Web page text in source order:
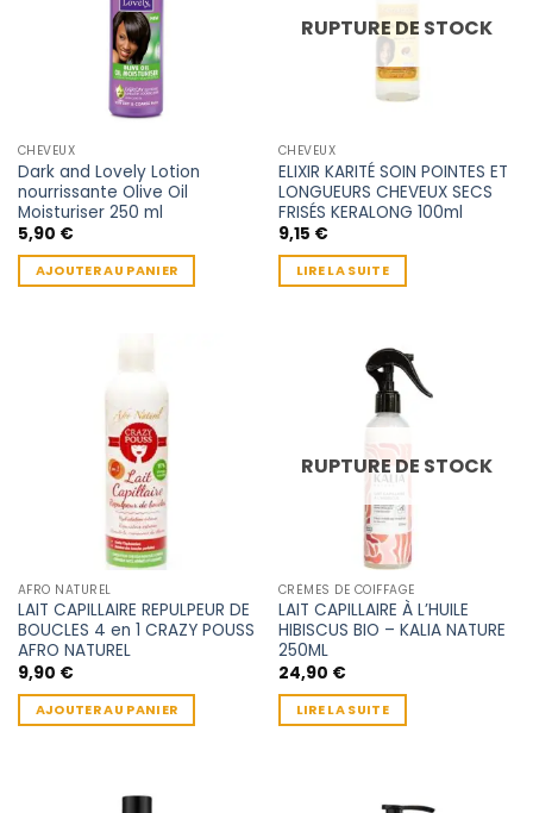
CHEVEUX
Dark and Lovely Lotion
nourrissante Olive Oil
Moisturiser 250 ml
5,90 €
AJOUTER AU PANIER
RUPTURE DE STOCK
CHEVEUX
ELIXIR KARITÉ SOIN POINTES ET
LONGUEURS CHEVEUX SECS
FRISÉS KERALONG 100ml
9,15 €
LIRE LA SUITE
AFRO NATUREL
LAIT CAPILLAIRE REPULPEUR DE
BOUCLES 4 en 1 CRAZY POUSS
AFRO NATUREL
9,90 €
AJOUTER AU PANIER
RUPTURE DE STOCK
CRÈMES DE COIFFAGE
LAIT CAPILLAIRE À L’HUILE
HIBISCUS BIO – KALIA NATURE
250ML
24,90 €
LIRE LA SUITE